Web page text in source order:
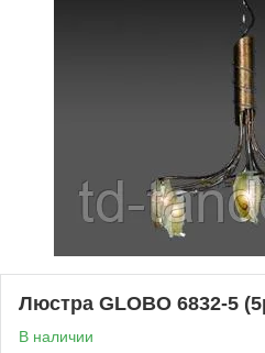
Люстра GLOBO 6832-5
В наличии